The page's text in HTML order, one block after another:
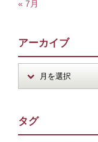
« 7月
アーカイブ
タグ